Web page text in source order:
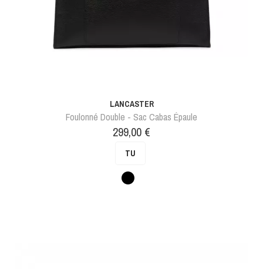
LANCASTER
Foulonné Double - Sac Cabas Épaule
Prix
299,00 €
TU
Noir